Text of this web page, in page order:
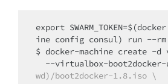
export
ine config consul) run --rm
$ docker-machine create -
--virtualbox-
wd)/boot2docker-1.8.iso \